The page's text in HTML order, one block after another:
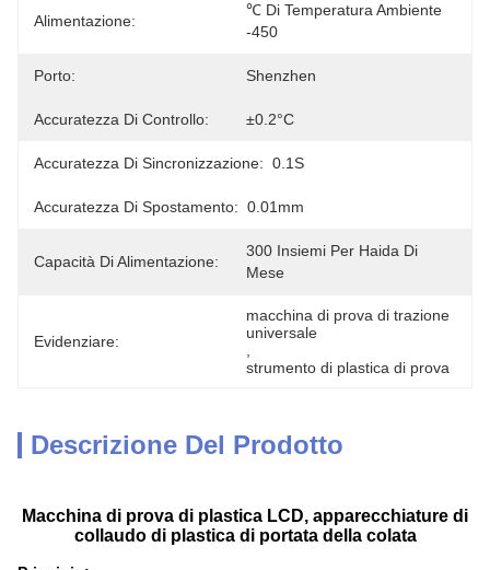
Alimentazione:
℃ Di Temperatura Ambiente
-450
Porto: Shenzhen
Accuratezza Di Controllo: ±0.2°C
Accuratezza Di Sincronizzazione: 0.1S
Accuratezza Di Spostamento: 0.01mm
Capacità Di Alimentazione:
300 Insiemi Per Haida Di
Mese
Evidenziare:
macchina di prova di trazione
universale
strumento di plastica di prova
Descrizione Del Prodotto
Macchina di prova di plastica LCD, apparecchiature di
collaudo di plastica di portata della colata